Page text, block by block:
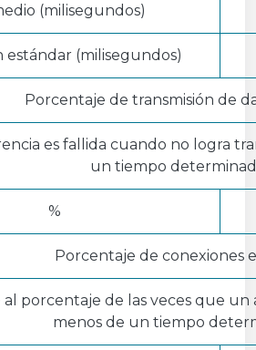
(milisegundos)
estándar (milisegundos)
Porcentaje de transmisión de
es fallida cuando no logra
un tiempo
%
Porcentaje de conexiones
porcentaje de las veces que un
menos de un tiempo